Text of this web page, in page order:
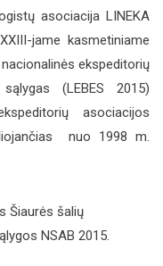
asociacija LINEKA
jame kasmetiniame
ekspeditorių
(LEBES 2015)
asociacijos
nuo 1998 m.
Šiaurės šalių
NSAB 2015.